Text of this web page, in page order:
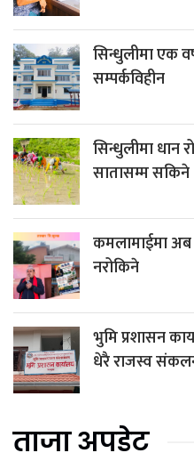
सिन्धुलीमा एक
सम्पर्कविहीन
सिन्धुलीमा धान
सातासम्म सकिने
कमलामाईमा
नरोकिने
भुमि प्रशासन
धेरै राजस्व
ताजा अपडेट